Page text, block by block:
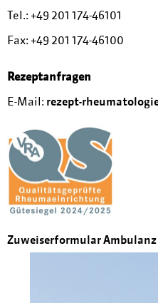
Tel.: +49 201 174-46101
Fax: +49 201 174-46100
Rezeptanfragen
E-Mail: rezept-
Zuweiserformular Ambulanz